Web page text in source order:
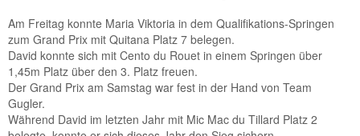
Am Freitag konnte Maria Viktoria in dem Qualifikations-Springen
zum Grand Prix mit Quitana Platz 7 belegen.
David konnte sich mit Cento du Rouet in einem Springen über
1,45m Platz über den 3. Platz freuen.
Der Grand Prix am Samstag war fest in der Hand von Team
Gugler.
Während David im letzten Jahr mit Mic Mac du Tillard Platz 2